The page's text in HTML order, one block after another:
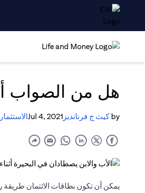
هل من الصواب
by كيث ج فرنانديز Jul 4, 2021الاستثمار
يمكن أن تكون بطاقات الائتمان طريقة